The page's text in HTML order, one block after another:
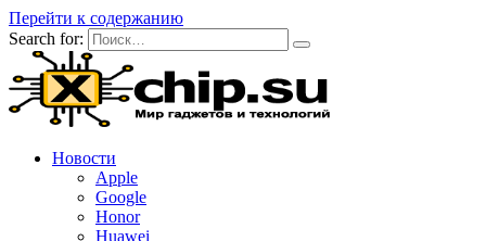
Перейти к содержанию
Search for:
Новости
Apple
Google
Honor
Huawei